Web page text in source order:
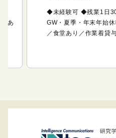
あ
◆未経験可 ◆残業1日
GW・夏季・年末年始
／食堂あり／作業着貸